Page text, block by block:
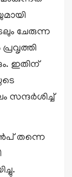
ചേരുന്ന
ഇതിന്
സന്ദർശിച്ച്
തന്നെ